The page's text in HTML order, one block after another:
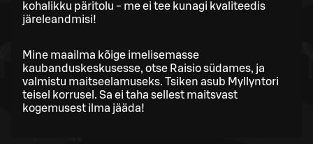
kohalikku päritolu - me ei tee kunagi kvaliteedis
järeleandmisi!
Mine maailma kõige imelisemasse
kaubanduskeskusesse, otse Raisio südames, ja
valmistu maitseelamuseks. Tsiken asub Myllyntori
teisel korrusel. Sa ei taha sellest maitsvast
kogemusest ilma jääda!